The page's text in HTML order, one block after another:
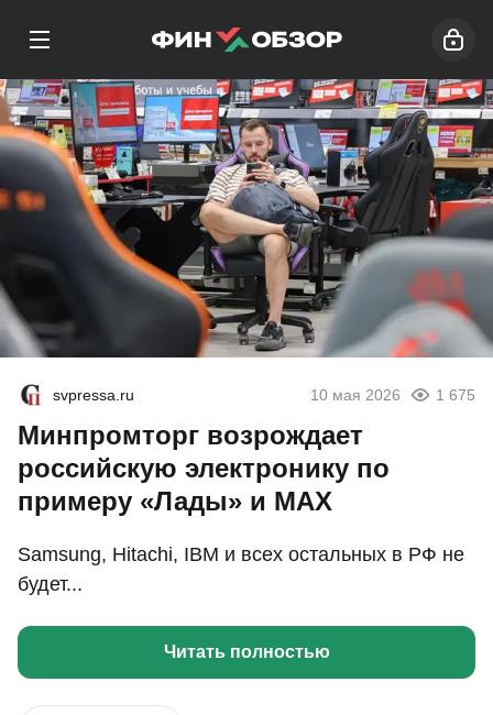
svpressa.ru 10 мая 2026 1 675
Минпромторг возрождает
российскую электронику по
примеру «Лады» и MAX
Samsung, Hitachi, IBM и всех остальных в РФ не
будет...
Читать полностью